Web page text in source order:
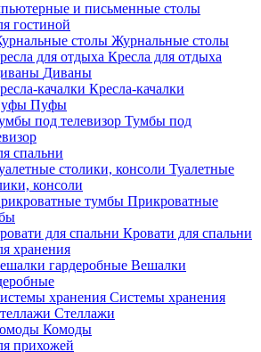
и письменные столы
гостиной
Журнальные столы
Кресла для отдыха
Диваны
Кресла-качалки
Пуфы
Тумбы под
спальни
Туалетные
консоли
Прикроватные
Кровати для спальни
хранения
Вешалки
Системы хранения
Стеллажи
Комоды
прихожей